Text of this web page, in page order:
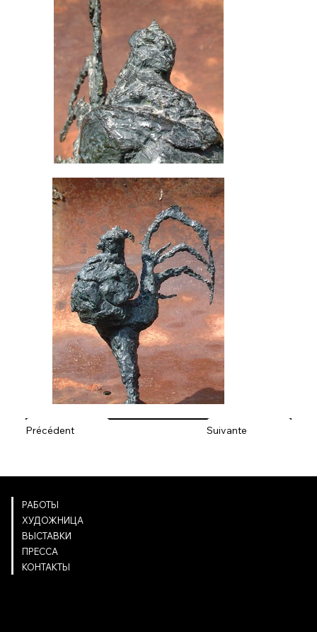
Précédent Suivante
РАБОТЫ
ХУДОЖНИЦА
ВЫСТАВКИ
ПРЕССА
КОНТАКТЫ